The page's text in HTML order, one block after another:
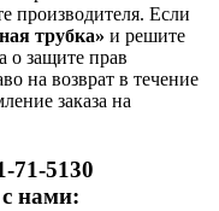
производителя. Если
трубка» и решите
о защите прав
на возврат в течение
заказа на
71-5130
нами: